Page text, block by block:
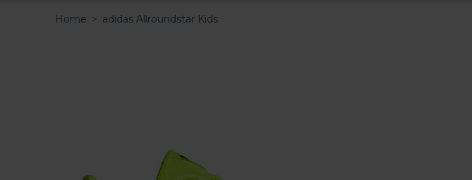
Home > adidas Allroundstar Kids